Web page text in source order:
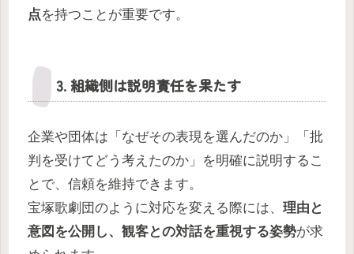
点を持つことが重要です。
3. 組織側は説明責任を果たす
企業や団体は「なぜその表現を選んだのか」「批
判を受けてどう考えたのか」を明確に説明するこ
とで、信頼を維持できます。
宝塚歌劇団のように対応を変える際には、 理由と
意図を公開し、観客との対話を重視する姿勢が求